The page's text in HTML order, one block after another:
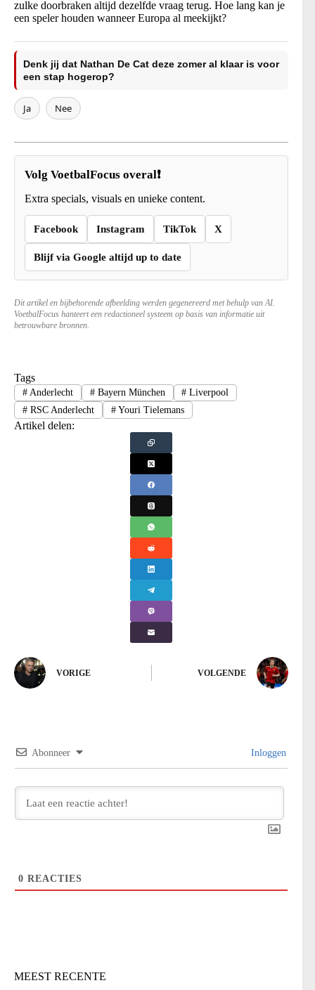
zulke doorbraken altijd dezelfde vraag terug. Hoe lang kan je
een speler houden wanneer Europa al meekijkt?
Denk jij dat Nathan De Cat deze zomer al klaar is voor
een stap hogerop?
Ja Nee
Volg VoetbalFocus overal❗
Extra specials, visuals en unieke content.
Facebook Instagram TikTok X
Blijf via Google altijd up to date
Dit artikel en bijbehorende afbeelding werden gegenereerd met behulp van AI.
VoetbalFocus hanteert een redactioneel systeem op basis van informatie uit
betrouwbare bronnen.
Tags
#Anderlecht #Bayern München # Liverpool
#RSC Anderlecht #Youri Tielemans
Artikel delen:
VORIGE VOLGENDE
Abonneer Inloggen
0 REACTIES
MEEST RECENTE